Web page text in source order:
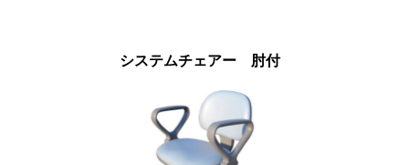
システムチェアー 肘付